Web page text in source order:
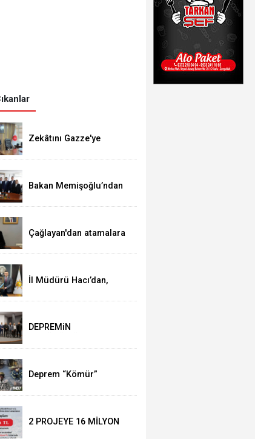
Zekâtını Gazze'ye
Bakan Memişoğlu’ndan
Çağlayan'dan atamalara
İl Müdürü Hacı’dan,
ziyaret
DEPREMiN
DUYGUSAL ANLAR
Deprem “Kömür”
2 PROJEYE 16 MİLYON